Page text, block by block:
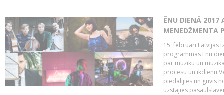
ĒNU DIENĀ 2017
MENEDŽMENTA
15. februārī Latvijas
programmas Ēnu
par mūziku un
procesu un
piedalījies un guvis
uzstājies